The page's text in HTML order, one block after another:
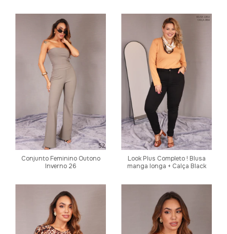
Conjunto Feminino Outono
Inverno 26
Look Plus Completo ! Blusa
manga longa + Calça Black